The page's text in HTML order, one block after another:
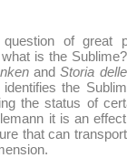
of great
is the
andStoria
the
the status of
it is an
that can